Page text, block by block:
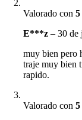
Valorado con5
E***z– 30 de
muy bien pero
traje muy bien
rapido.
Valorado con5